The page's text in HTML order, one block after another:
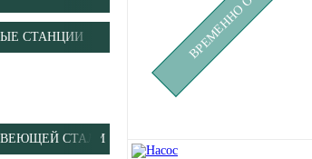
СТАНЦИИ
СТАЛИ